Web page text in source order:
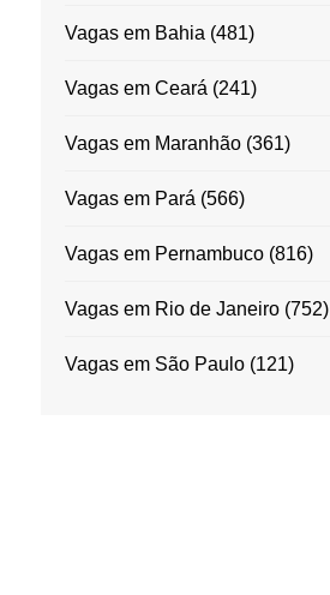
Vagas em Bahia (481)
Vagas em Ceará (241)
Vagas em Maranhão(361)
Vagas em Pará (566)
Vagas em Pernambuco(816)
Vagas em Rio de Janeiro(752)
Vagas em São Paulo(121)